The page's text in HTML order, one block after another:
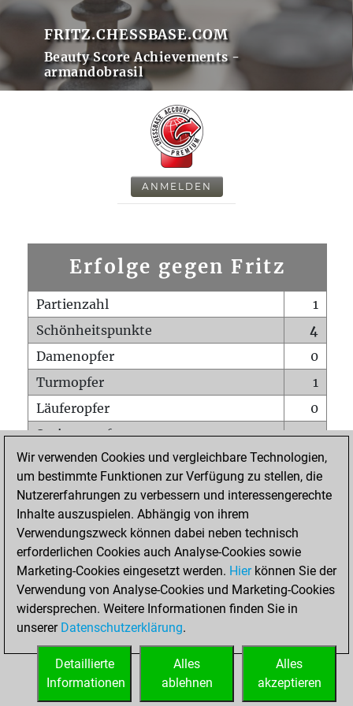
FRITZ.CHESSBASE.COM
Beauty Score Achievements -
armandobrasil
ANMELDEN
Erfolge gegen Fritz
Partienzahl
1
Schönheitspunkte
4
Damenopfer
0
Turmopfer
1
Läuferopfer
0
Springeropfer
0
Bauernopfer
1
Matt auf vollem Brett
0
Bauer setzt Matt
Erstickte Matts
Unterverwandlungen
0
Türme auf der siebten
0
STARTSEITE
Wir verwenden Cookies und vergleichbare Technologien,
um bestimmte Funktionen zur Verfügung zu stellen, die
Nutzererfahrungen zu verbessern und interessengerechte
Inhalte auszuspielen. Abhängig von ihrem
Verwendungszweck können dabei neben technisch
erforderlichen Cookies auch Analyse-Cookies sowie
Marketing-Cookies eingesetzt werden. Hierkönnen Sie der
Verwendung von Analyse-Cookies und Marketing-Cookies
widersprechen. Weitere Informationen finden Sie in
unserer Datenschutzerklärung.
Alles
akzeptieren
Alles
ablehnen
Detaillierte
Informationen